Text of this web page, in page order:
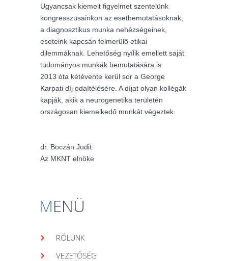
Ugyancsak kiemelt figyelmet szentelünk
kongresszusainkon az esetbemutatásoknak,
a diagnosztikus munka nehézségeinek,
eseteink kapcsán felmerülő etikai
dilemmáknak. Lehetőség nyílik emellett saját
tudományos munkák bemutatására is.
2013 óta kétévente kerül sor a George
Karpati díj odaítélésére. A díjat olyan kollégák
kapják, akik a neurogenetika területén
országosan kiemelkedő munkát végeztek.
dr. Boczán Judit
Az MKNT elnöke
MENÜ
RÓLUNK
VEZETŐSÉG